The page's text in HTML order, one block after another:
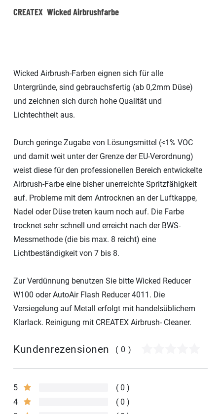
CREATEX Wicked Airbrushfarbe
Wicked Airbrush-Farben eignen sich für alle
Untergründe, sind gebrauchsfertig (ab 0,2mm Düse)
und zeichnen sich durch hohe Qualität und
Lichtechtheit aus.
Durch geringe Zugabe von Lösungsmittel (<1% VOC
und damit weit unter der Grenze der EU-Verordnung)
weist diese für den professionellen Bereich entwickelte
Airbrush-Farbe eine bisher unerreichte Spritzfähigkeit
auf. Probleme mit dem Antrocknen an der Luftkappe,
Nadel oder Düse treten kaum noch auf. Die Farbe
trocknet sehr schnell und erreicht nach der BWS-
Messmethode (die bis max. 8 reicht) eine
Lichtbeständigkeit von 7 bis 8.
Zur Verdünnung benutzen Sie bitte Wicked Reducer
W100 oder AutoAir Flash Reducer 4011. Die
Versiegelung auf Metall erfolgt mit handelsüblichem
Klarlack. Reinigung mit CREATEX Airbrush- Cleaner.
Kundenrezensionen (0)
5
0
4
0